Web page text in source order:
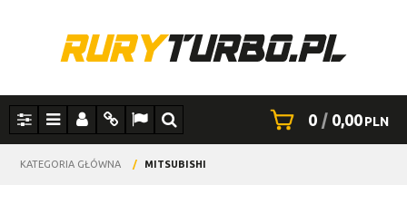
PanelMenuPanelInfoLangSzukaj
0 | 0,00PLN
KATEGORIA GŁÓWNA / MITSUBISHI